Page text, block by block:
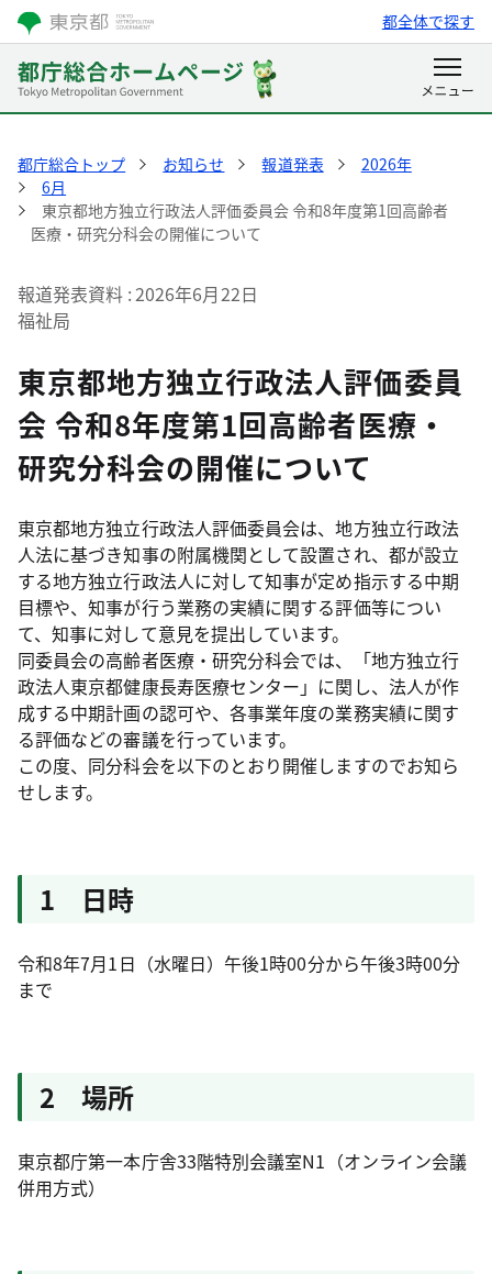
都全体で探す
都庁総合トップ お知らせ 報道発表
2026年
6月
東京都地方独立行政法人評価委員会 令和8年度第1回高齢者
医療・研究分科会の開催について
報道発表資料 2026年6月22日
福祉局
東京都地方独立行政法人評価委員
会 令和8年度第1回高齢者医療・
研究分科会の開催について
東京都地方独立行政法人評価委員会は、地方独立行政法
人法に基づき知事の附属機関として設置され、都が設立
する地方独立行政法人に対して知事が定め指示する中期
目標や、知事が行う業務の実績に関する評価等につい
て、知事に対して意見を提出しています。
同委員会の高齢者医療・研究分科会では、「地方独立行
政法人東京都健康長寿医療センター」に関し、法人が作
成する中期計画の認可や、各事業年度の業務実績に関す
る評価などの審議を行っています。
この度、同分科会を以下のとおり開催しますのでお知ら
せします。
1 日時
令和8年7月1日（水曜日）午後1時00分から午後3時00分
まで
2 場所
東京都庁第一本庁舎33階特別会議室N1（オンライン会議
併用方式）